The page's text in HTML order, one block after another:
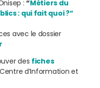
:“Métiers du
: qui fait quoi ?”
avec le dossier
des fiches
d’Information et